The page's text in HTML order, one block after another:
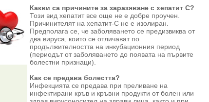
Какви са причините за заразяване с хепатит С?
Този вид хепатит все още не е добре проучен.
Причинителят на хепатит-С не е изолиран.
Предполага се, че заболяването се предизвиква от
два вируса, които се отличават по
продължителността на инкубационния период
(периодът от заболяването до появата на първите
болестни признаци).
Как се предава болестта?
Инфекцията се предава при преливане на
инфектирани кръв и кръвни продукти от болен или